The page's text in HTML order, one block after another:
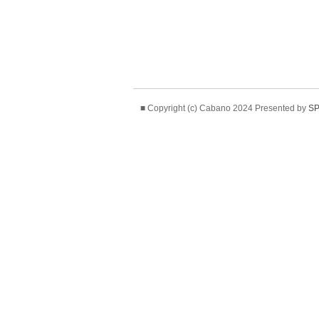
■ Copyright (c) Cabano 2024 Presented by